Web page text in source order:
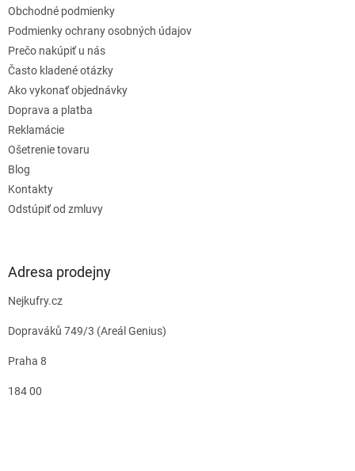
Obchodné podmienky
Podmienky ochrany osobných údajov
Prečo nakúpiť u nás
Často kladené otázky
Ako vykonať objednávky
Doprava a platba
Reklamácie
Ošetrenie tovaru
Blog
Kontakty
Odstúpiť od zmluvy
Adresa prodejny
Nejkufry.cz
Dopraváků 749/3 (Areál Genius)
Praha 8
184 00